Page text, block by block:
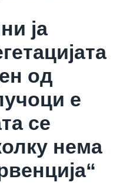
ја
од
е
се
нема